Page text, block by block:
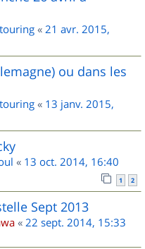
« 21 avr. 2015,
ou dans les
« 13 janv. 2015,
« 13 oct. 2014, 16:40
1 2
Sept 2013
« 22 sept. 2014, 15:33